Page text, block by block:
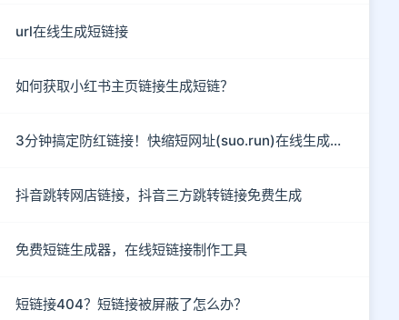
url在线生成短链接
如何获取小红书主页链接生成短链？
3分钟搞定防红链接！快缩短网址(suo.run)在线生成指南
抖音跳转网店链接，抖音三方跳转链接免费生成
免费短链生成器，在线短链接制作工具
短链接404？短链接被屏蔽了怎么办？